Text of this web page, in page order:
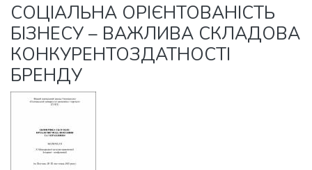
Statistics
СОЦІАЛЬНА ОРІЄНТОВАНІСТЬ
БІЗНЕСУ – ВАЖЛИВА СКЛАДОВА
КОНКУРЕНТОЗДАТНОСТІ
БРЕНДУ